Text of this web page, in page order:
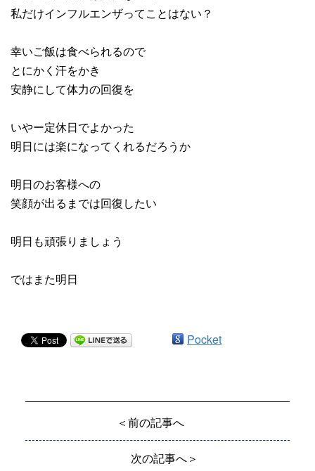
私だけインフルエンザってことはない？
幸いご飯は食べられるので
とにかく汗をかき
安静にして体力の回復を
いやー定休日でよかった
明日には楽になってくれるだろうか
明日のお客様への
笑顔が出るまでは回復したい
明日も頑張りましょう
ではまた明日
Pocket
＜前の記事へ
次の記事へ＞